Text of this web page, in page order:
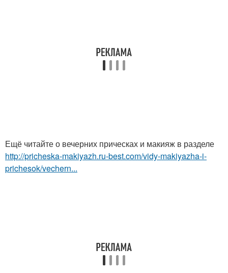
Ещё читайте о вечерних прическах и макияж в разделе
http://pricheska-makiyazh.ru-best.com/vidy-makiyazha-i-
prichesok/vechern...